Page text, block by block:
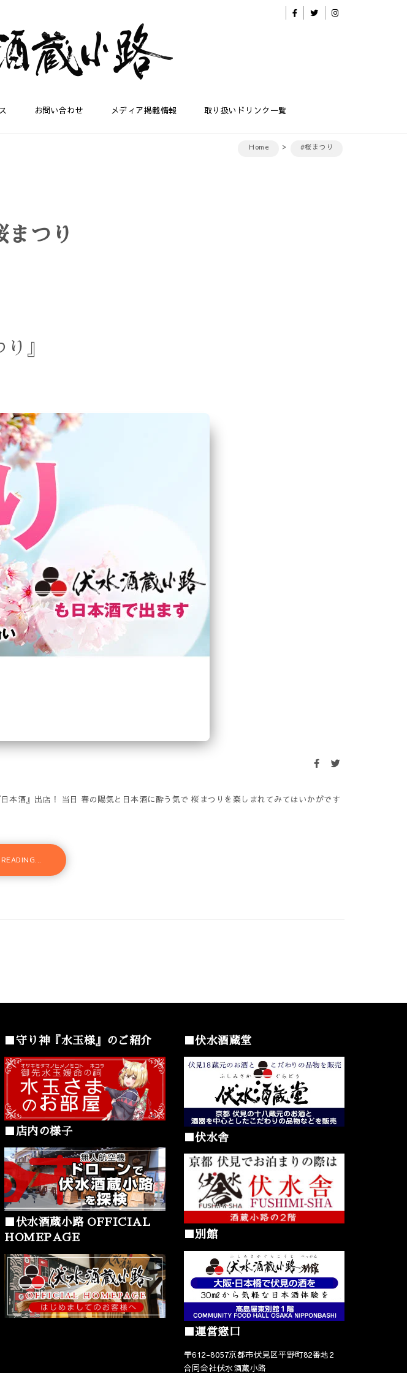
お問い合わせ メディア掲載情報 取り扱いドリンク一覧
Home #桜まつり
まつり
』
酒』出店！ 当日 春の陽気と日本酒に酔う気で 桜まつりを楽しまれてみてはいかがです
■守り神『水玉様』のご紹介
■店内の様子
■伏水酒蔵小路 OFFICIAL
HOMEPAGE
■伏水酒蔵堂
■伏水舎
■別館
■運営窓口
〒612-8057京都市伏見区平野町82番地2
合同会社伏水酒蔵小路